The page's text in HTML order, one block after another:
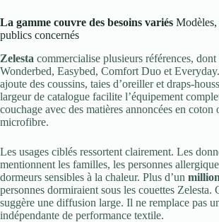
La gamme couvre des besoins variés Modèles,
publics concernés
Zelesta commercialise plusieurs références, dont
Wonderbed, Easybed, Comfort Duo et
ajoute des coussins, taies d’oreiller et draps-
largeur de catalogue facilite l’équipement
couchage avec des matières annoncées en coton
microfibre.
Les usages ciblés ressortent clairement. Les
mentionnent les familles, les personnes
dormeurs sensibles à la chaleur. Plus d’un million
personnes dormiraient sous les couettes Zelesta.
suggère une diffusion large. Il ne remplace pas
indépendante de performance textile.